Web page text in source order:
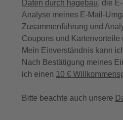
Daten durch hagebau, die
Analyse meines E-Mail-
Zusammenführung und
Coupons und Kartenvorteile
Mein Einverständnis kann
Nach Bestätigung meines
ich einen 10 €
Bitte beachte auch unsere